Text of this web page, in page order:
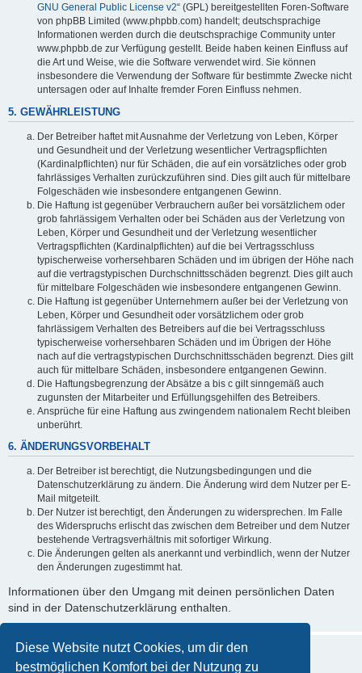
Diese Website nutzt Cookies, um dir den
bestmöglichen Komfort bei der Nutzung zu
GNU General Public License v2“ (GPL) bereitgestellten Foren-Software
von phpBB Limited (www.phpbb.com) handelt; deutschsprachige
Informationen werden durch die deutschsprachige Community unter
www.phpbb.de zur Verfügung gestellt. Beide haben keinen Einfluss auf
die Art und Weise, wie die Software verwendet wird. Sie können
insbesondere die Verwendung der Software für bestimmte Zwecke nicht
untersagen oder auf Inhalte fremder Foren Einfluss nehmen.
5. GEWÄHRLEISTUNG
Der Betreiber haftet mit Ausnahme der Verletzung von Leben, Körper
und Gesundheit und der Verletzung wesentlicher Vertragspflichten
(Kardinalpflichten) nur für Schäden, die auf ein vorsätzliches oder grob
fahrlässiges Verhalten zurückzuführen sind. Dies gilt auch für mittelbare
Folgeschäden wie insbesondere entgangenen Gewinn.
Die Haftung ist gegenüber Verbrauchern außer bei vorsätzlichem oder
grob fahrlässigem Verhalten oder bei Schäden aus der Verletzung von
Leben, Körper und Gesundheit und der Verletzung wesentlicher
Vertragspflichten (Kardinalpflichten) auf die bei Vertragsschluss
typischerweise vorhersehbaren Schäden und im übrigen der Höhe nach
auf die vertragstypischen Durchschnittsschäden begrenzt. Dies gilt auch
für mittelbare Folgeschäden wie insbesondere entgangenen Gewinn.
Die Haftung ist gegenüber Unternehmern außer bei der Verletzung von
Leben, Körper und Gesundheit oder vorsätzlichem oder grob
fahrlässigem Verhalten des Betreibers auf die bei Vertragsschluss
typischerweise vorhersehbaren Schäden und im Übrigen der Höhe
nach auf die vertragstypischen Durchschnittsschäden begrenzt. Dies gilt
auch für mittelbare Schäden, insbesondere entgangenen Gewinn.
Die Haftungsbegrenzung der Absätze a bis c gilt sinngemäß auch
zugunsten der Mitarbeiter und Erfüllungsgehilfen des Betreibers.
Ansprüche für eine Haftung aus zwingendem nationalem Recht bleiben
unberührt.
6. ÄNDERUNGSVORBEHALT
Der Betreiber ist berechtigt, die Nutzungsbedingungen und die
Datenschutzerklärung zu ändern. Die Änderung wird dem Nutzer per E-
Mail mitgeteilt.
Der Nutzer ist berechtigt, den Änderungen zu widersprechen. Im Falle
des Widerspruchs erlischt das zwischen dem Betreiber und dem Nutzer
bestehende Vertragsverhältnis mit sofortiger Wirkung.
Die Änderungen gelten als anerkannt und verbindlich, wenn der Nutzer
den Änderungen zugestimmt hat.
Informationen über den Umgang mit deinen persönlichen Daten
sind in der Datenschutzerklärung enthalten.